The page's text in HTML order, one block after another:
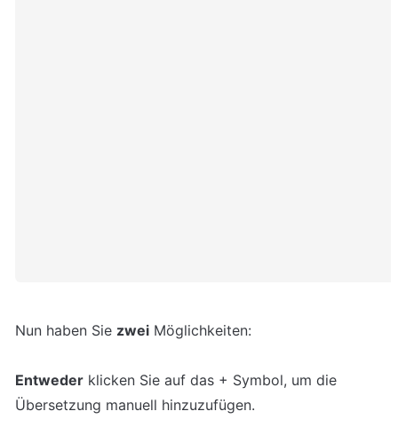
Nun haben Sie zwei
Entweder klicken Sie auf das + Symbol, um die
Übersetzung manuell hinzuzufügen.